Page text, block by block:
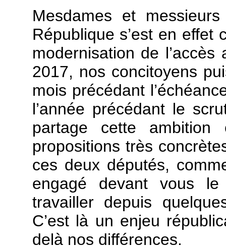
Mesdames et
République s’est en effet
modernisation de
2017, nos concitoyens
mois précédant
l’année précédant le
partage cette
propositions très
ces deux députés,
engagé devant vous
travailler depuis
C’est là un enjeu
delà nos différences.